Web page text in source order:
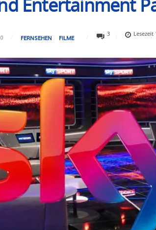
Entertainment
FERNSEHEN FILME
3 Lesezeit